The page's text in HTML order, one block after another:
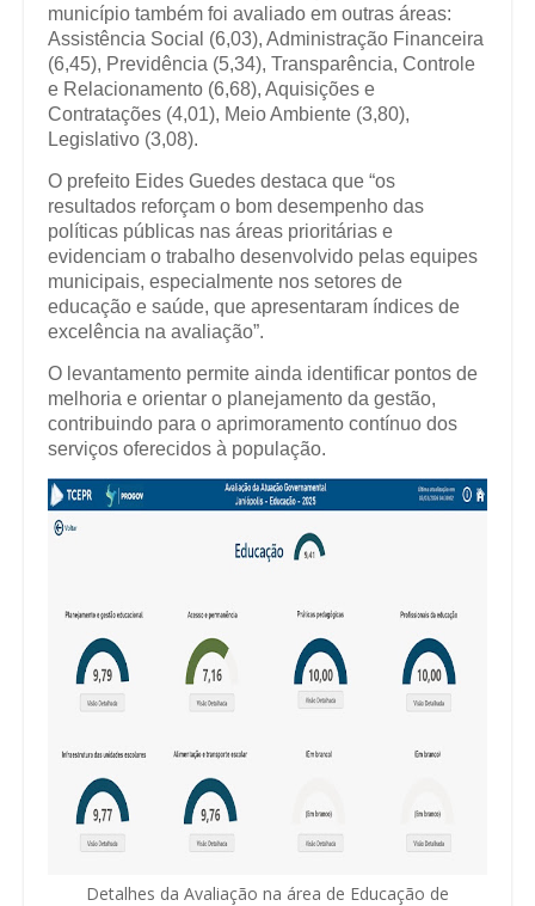
município também foi avaliado em outras áreas:
Assistência Social (6,03), Administração Financeira
(6,45), Previdência (5,34), Transparência, Controle
e Relacionamento (6,68), Aquisições e
Contratações (4,01), Meio Ambiente (3,80),
Legislativo (3,08).
O prefeito Eides Guedes destaca que “os
resultados reforçam o bom desempenho das
políticas públicas nas áreas prioritárias e
evidenciam o trabalho desenvolvido pelas equipes
municipais, especialmente nos setores de
educação e saúde, que apresentaram índices de
excelência na avaliação”.
O levantamento permite ainda identificar pontos de
melhoria e orientar o planejamento da gestão,
contribuindo para o aprimoramento contínuo dos
serviços oferecidos à população.
Detalhes da Avaliação na área de Educação de